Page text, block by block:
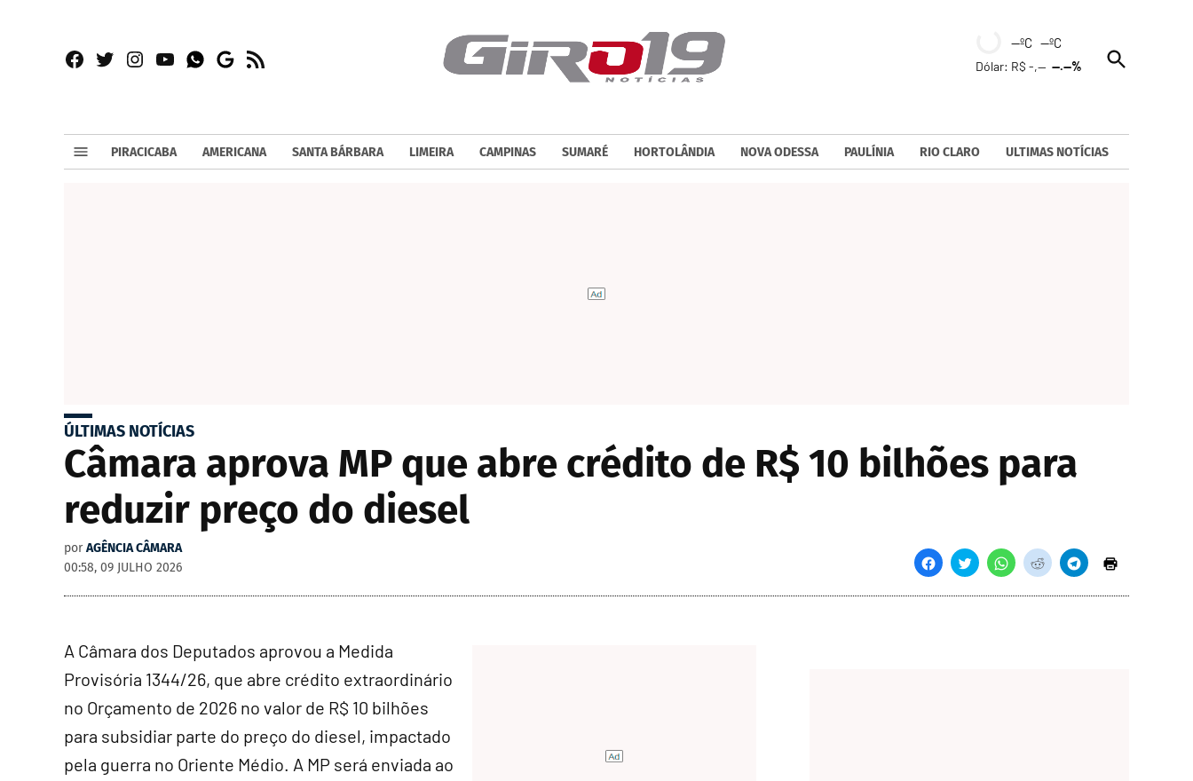
Facebook
TwitterInstagram
YouTubeWhatsapp
Google
RSS
--ºC --ºC
Dólar: R$ -,----.--%
Open
Search
PIRACICABA AMERICANA SANTA BÁRBARA LIMEIRA CAMPINAS SUMARÉ HORTOLÂNDIA NOVA ODESSA PAULÍNIA RIO CLARO ULTIMAS NOTÍCIAS
ÚLTIMAS NOTÍCIAS
Câmara aprova MP que abre crédito de R$ 10 bilhões para
reduzir preço do diesel
por AGÊNCIA CÂMARA
00:58, 09 JULHO 2026
A Câmara dos Deputados aprovou a Medida
Provisória 1344/26, que abre crédito extraordinário
no Orçamento de 2026 no valor de R$ 10 bilhões
para subsidiar parte do preço do diesel, impactado
pela guerra no Oriente Médio. A MP será enviada ao